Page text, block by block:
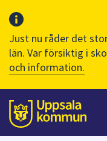
Just nu råder det
län. Var försiktig i
och information.
Till sidans
huvudinnehåll